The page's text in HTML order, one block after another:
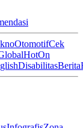
OtomotifCek
HotOn
DisabilitasBerita